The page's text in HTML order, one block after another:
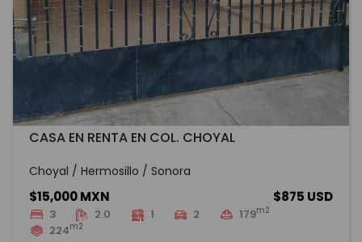
CASA EN RENTA EN COL. CHOYAL
Choyal / Hermosillo / Sonora
$15,000 MXN $875 USD
3 2.0 1 2 179m2
224m2